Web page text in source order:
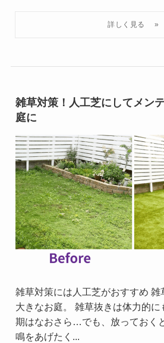
雑草対策！人工芝にしてメン
庭に
雑草対策には人工芝がおすすめ 雑
大きなお庭。 雑草抜きは体力的
期はなおさら…でも、放っておく
鳴をあげたく...